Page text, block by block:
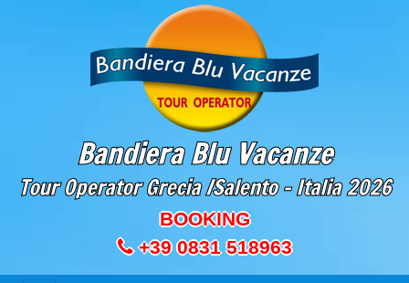
Bandiera Blu Vacanze
Tour Operator Grecia /Salento - Italia2026
BOOKING
+39 0831 518963